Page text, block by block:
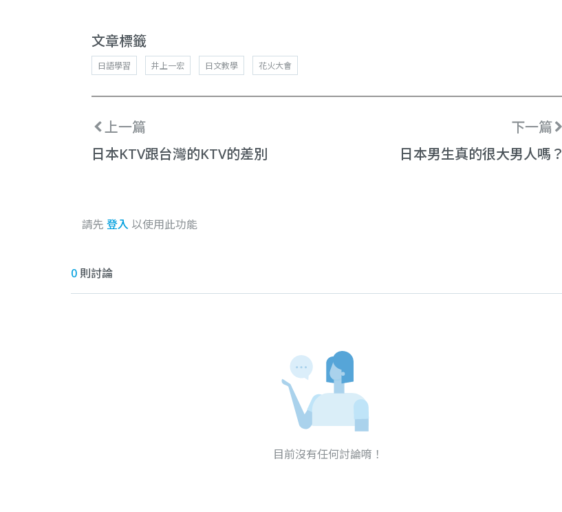
文章標籤
日語學習 井上一宏 日文教學 花火大會
上一篇
日本KTV跟台灣的KTV的差別
下一篇
日本男生真的很大男人嗎？
請先 登入 以使用此功能
0 則討論
目前沒有任何討論唷！